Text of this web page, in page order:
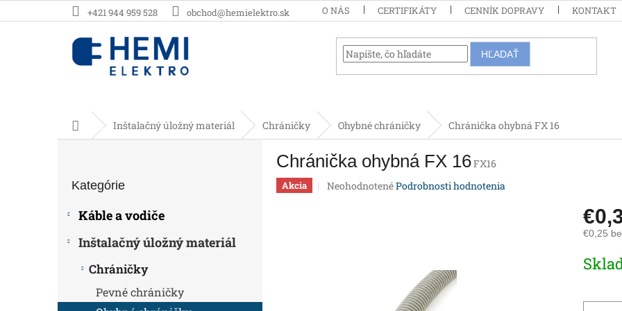
na
+421 944 959 528 obchod@hemielektro.sk O NÁS CERTIFIKÁTY CENNÍK DOPRAVY KONTAKT
HĽADAŤ
DomovInštalačný úložný materiál Chráničky Ohybné chráničky Chránička ohybná FX 16
kategórie
Kategórie
Káble a vodiče
Inštalačný úložný materiál
Chráničky
Pevné chráničky
Chránička ohybná FX 16FX16
Akcia
Priemerné
NeohodnotenéPodrobnosti hodnotenia
€0,25
cena: